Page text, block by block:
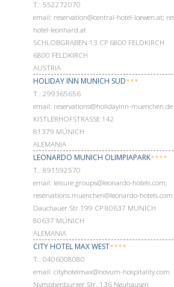
Т.: 552272070
email: reservation@central-hotel-loewen.at;
hotel-leonhard.at
SCHLOBGRABEN 13 CP 6800 FELDKIRCH
6800 FELDKIRCH
AUSTRIA
HOLIDAY INN MUNICH SUD***
Т.: 299365656
email: reservations@holidayinn-muenchen.de
KISTLERHOFSTRASSE 142
81379 MÚNICH
ALEMANIA
LEONARDO MUNICH OLIMPIAPARK****
Т.: 891592570
email: leisure.groups@leonardo-hotels.com;
reservations.muenchen@leonardo-hotels.com
Dauchauer Str 199 CP 80637 MUNICH
80637 MÚNICH
ALEMANIA
CITY HOTEL MAX WEST****
Т.: 0406008080
email: cityhotelmax@novum-hospitality.com
Nymphenburger Str. 136 Neuhausen